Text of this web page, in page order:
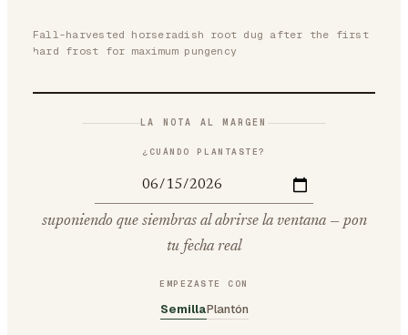
Fall-harvested horseradish root dug after the first
hard frost for maximum pungency
LA NOTA AL MARGEN
¿CUÁNDO PLANTASTE?
suponiendo que siembras al abrirse la ventana — pon
tu fecha real
EMPEZASTE CON
SemillaPlantón